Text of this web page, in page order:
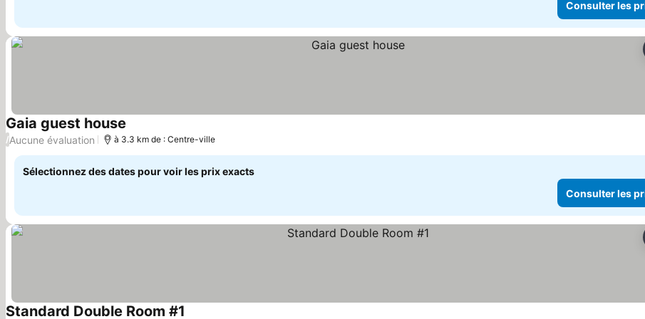
Consulter les
Gaia guest house
/Aucune évaluation à 3.3 km de : Centre-ville
Sélectionnez des dates pour voir les prix exacts
Consulter les
Standard Double Room #1